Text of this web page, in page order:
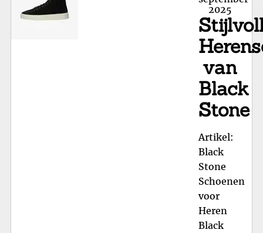
2025
van
Black
Stone
Artikel:
Black
Stone
Schoenen
voor
Heren
Black